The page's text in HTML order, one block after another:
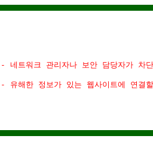
- 네트워크 관리자나 보안 담당자가 차
- 유해한 정보가 있는 웹사이트에 연결